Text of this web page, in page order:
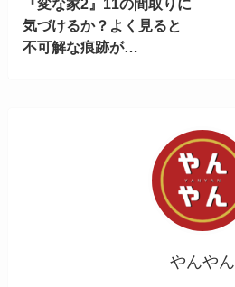
『変な家2』11の間取りに
気づけるか？よく見ると
不可解な痕跡が…
やんやん